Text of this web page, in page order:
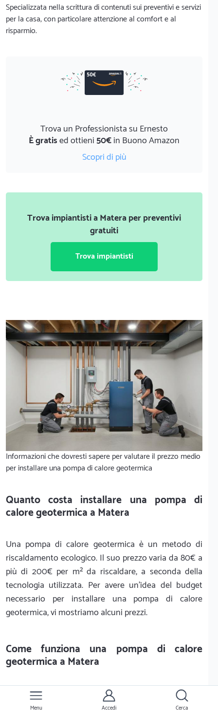
Specializzata nella scrittura di contenuti sui preventivi e servizi
per la casa, con particolare attenzione al comfort e al
risparmio.
Trova un Professionista su Ernesto
È gratised ottieni50€in Buono Amazon
Scopri di più
Trova impiantisti a Matera per preventivi
gratuiti
Trova impiantisti
Informazioni che dovresti sapere per valutare il prezzo medio
per installare una pompa di calore geotermica
Quanto costa installare una pompa di
calore geotermica a Matera
Una pompa di calore geotermica è un metodo di
riscaldamento ecologico. Il suo prezzo varia da 80€ a
più di 200€ per m² da riscaldare, a seconda della
tecnologia utilizzata. Per avere un'idea del budget
necessario per installare una pompa di calore
geotermica, vi mostriamo alcuni prezzi.
Come funziona una pompa di calore
geotermica a Matera
Una pompa di calore geotermica ha un costo più
elevato di una pompa di calore aerotermica. La
Menu Accedi Cerca